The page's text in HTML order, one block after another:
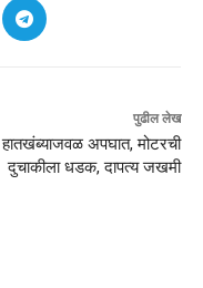
पुढील लेख
हातखंब्याजवळ अपघात, मोटरची
दुचाकीला धडक, दापत्य जखमी